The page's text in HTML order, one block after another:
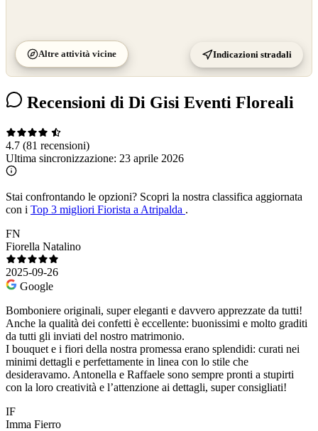
Altre attività vicine Indicazioni stradali
Recensioni di Di Gisi Eventi Floreali
4.7 (81 recensioni)
Ultima sincronizzazione: 23 aprile 2026
Stai confrontando le opzioni? Scopri la nostra classifica aggiornata
con i Top 3 migliori Fiorista a Atripalda .
FN
Fiorella Natalino
2025-09-26
Google
Bomboniere originali, super eleganti e davvero apprezzate da tutti!
Anche la qualità dei confetti è eccellente: buonissimi e molto graditi
da tutti gli inviati del nostro matrimonio.
I bouquet e i fiori della nostra promessa erano splendidi: curati nei
minimi dettagli e perfettamente in linea con lo stile che
desideravamo. Antonella e Raffaele sono sempre pronti a stupirti
con la loro creatività e l’attenzione ai dettagli, super consigliati!
IF
Imma Fierro